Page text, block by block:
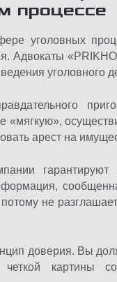
процессе
уголовных
Адвокаты
уголовного
«мягкую»,
арест на
не
доверия. Вы
картины